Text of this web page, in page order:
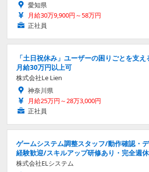
愛知県
月給30万9,900円～58万円
正社員
「土日祝休み」ユーザーの困りごとを支
月給30万円以上可
株式会社Le Lien
神奈川県
月給25万円～28万3,000円
正社員
ゲームシステム調整スタッフ/動作確認・
経験歓迎/スキルアップ研修あり・完全週
株式会社ELシステム